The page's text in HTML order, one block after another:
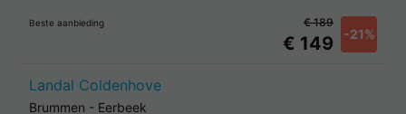
Beste aanbieding
€ 149 -21%
€ 189
Landal Coldenhove
Brummen - Eerbeek